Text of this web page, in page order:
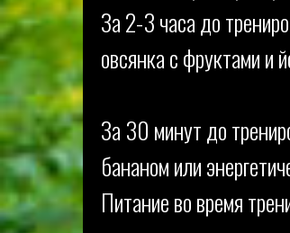
За 2-3 часа до
овсянка с фруктами и
За 30 минут до
бананом или
Питание во время